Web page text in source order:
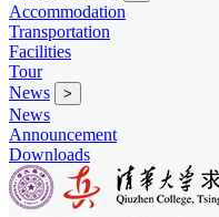
Accommodation
Transportation
Facilities
Tour
News
>
News
Announcement
Downloads